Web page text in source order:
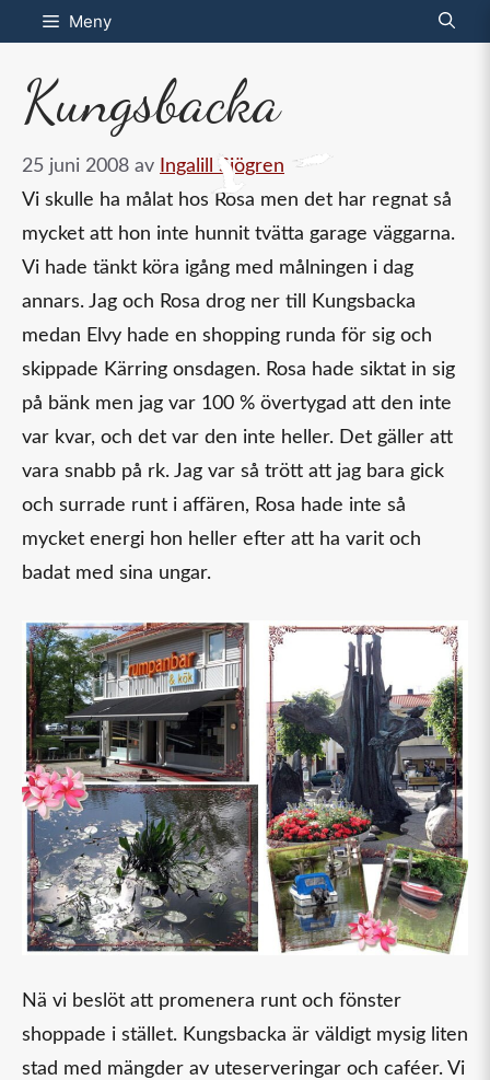
Hoppa
till
innehåll
Meny
Kungsbacka
25 juni 2008 av
Ingalill Sjögren
Vi skulle ha målat hos Rosa men det har regnat så
mycket att hon inte hunnit tvätta garage väggarna.
Vi hade tänkt köra igång med målningen i dag
annars. Jag och Rosa drog ner till Kungsbacka
medan Elvy hade en shopping runda för sig och
skippade Kärring onsdagen. Rosa hade siktat in sig
på bänk men jag var 100 % övertygad att den inte
var kvar, och det var den inte heller. Det gäller att
vara snabb på rk. Jag var så trött att jag bara gick
och surrade runt i affären, Rosa hade inte så
mycket energi hon heller efter att ha varit och
badat med sina ungar.
Nä vi beslöt att promenera runt och fönster
shoppade i stället. Kungsbacka är väldigt mysig liten
stad med mängder av uteserveringar och caféer. Vi